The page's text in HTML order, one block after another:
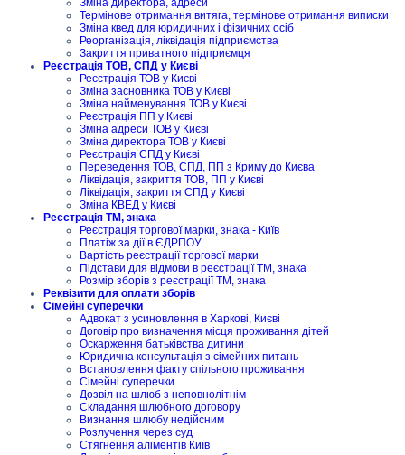
Зміна директора, адреси
Термінове отримання витяга, термінове отримання виписки
Зміна квед для юридичних і фізичних осіб
Реорганізація, ліквідація підприємства
Закриття приватного підприємця
Реєстрація ТОВ, СПД у Києві
Реєстрація ТОВ у Києві
Зміна засновника ТОВ у Києві
Зміна найменування ТОВ у Києві
Реєстрація ПП у Києві
Зміна адреси ТОВ у Києві
Зміна директора ТОВ у Києві
Реєстрація СПД у Києві
Переведення ТОВ, СПД, ПП з Криму до Києва
Ліквідація, закриття ТОВ, ПП у Києві
Ліквідація, закриття СПД у Києві
Зміна КВЕД у Києві
Реєстрація ТМ, знака
Реєстрація торгової марки, знака - Київ
Платіж за дії в ЄДРПОУ
Вартість реєстрації торгової марки
Підстави для відмови в реєстрації ТМ, знака
Розмір зборів з реєстрації ТМ, знака
Реквізити для оплати зборів
Сімейні суперечки
Адвокат з усиновлення в Харкові, Києві
Договір про визначення місця проживання дітей
Оскарження батьківства дитини
Юридична консультація з сімейних питань
Встановлення факту спільного проживання
Сімейні суперечки
Дозвіл на шлюб з неповнолітнім
Складання шлюбного договору
Визнання шлюбу недійсним
Розлучення через суд
Стягнення аліментів Київ